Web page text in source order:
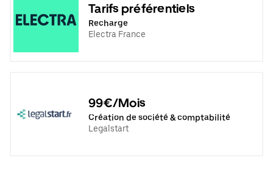
Tarifs préférentiels
Recharge
Electra France
99€/Mois
Création de société & comptabilité
Legalstart